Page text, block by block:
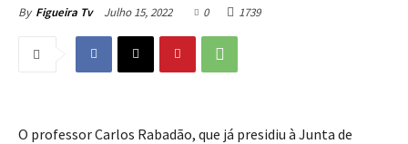
By Figueira Tv Julho 15, 2022 0 1739
O professor Carlos Rabadão, que já presidiu à Junta de